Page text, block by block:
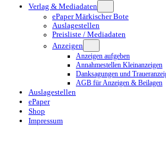
Verlag & Mediadaten
ePaper Märkischer Bote
Auslagestellen
Preisliste / Mediadaten
Anzeigen
Anzeigen aufgeben
Annahmestellen Kleinanzeigen
Danksagungen und
AGB für Anzeigen & Beilagen
Auslagestellen
ePaper
Shop
Impressum